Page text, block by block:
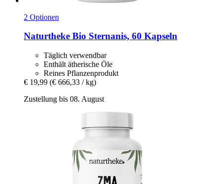
2 Optionen
Naturtheke Bio Sternanis, 60 Kapseln
Täglich verwendbar
Enthält ätherische Öle
Reines Pflanzenprodukt
€ 19,99 (€ 666,33 / kg)
Zustellung bis 08. August